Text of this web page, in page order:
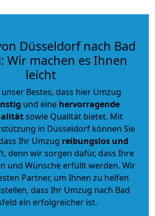
Düsseldorf nach Bad
Wir machen es Ihnen
leicht
Bestes, dass hier Umzug
und eine hervorragende
sowie Qualität bietet. Mit
in Düsseldorf können Sie
Ihr Umzug reibungslos und
denn wir sorgen dafür, dass Ihre
und Wünsche erfüllt werden. Wir
Partner, um Ihnen zu helfen
dass Ihr Umzug nach Bad
ein erfolgreicher ist.